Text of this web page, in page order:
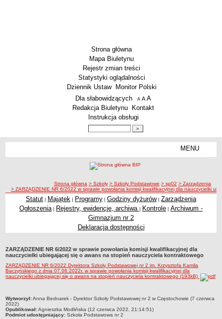
Strona główna
Mapa Biuletynu
Rejestr zmian treści
Statystyki oglądalności
Dziennik Ustaw
Monitor Polski
Menu dodatkowe
Dla słabowidzących A pomniejsz czcionkę
A standardowy rozmiar czcionki
A
Redakcja Biuletynu
Kontakt
Instrukcja obsługi
MENU
Zespoły Szkół
Techniczne Zakłady Naukowe
Przedszkola Miejskie
Zlikwidowane gimnazja
Przekształcone szkoły i placówki
Wielofunkcyjna Placówka
Specjalny Ośrodek nr 1
Specjalny Ośrodek nr 5
ścieżka nawigacji
Strona główna > Szkoły > Szkoły Podstawowe > sp02 > Zarządzenia
> ZARZĄDZENIE NR 6/2022 w sprawie powołania komisji kwalifikacyjnej dla nauczycielki
Statut | Majątek | Programy | Godziny dyżurów| Zarządzenia
Ogłoszenia | Rejestry, ewidencje, archiwa | Kontrole | Archiwum -
Gimnazjum nr 2
Deklaracja dostępności
ZARZĄDZENIE NR 6/2022 w sprawie powołania komisji kwalifikacyjnej dla
nauczycielki ubiegającej się o awans na stopień nauczyciela kontraktowego
ZARZĄDZENIE NR 6/2022 Dyrektora Szkoły Podstawowej nr 2 im. Krzysztofa Kamila
Baczyńskiego z dnia 07.06.2022r. w sprawie powołania komisji kwalifikacyjnej dla
nauczycielki ubiegającej się o awans na stopień nauczyciela kontraktowego (193kB)
metryczka
Wytworzył:Anna Bednarek - Dyrektor Szkoły Podstawowej nr 2 w Częstochowie (7 czerwca
2022)
Opublikował:Agnieszka Modlińska (12 czerwca 2022, 21:14:51)
Podmiot udostępniający: Szkoła Podstawowa nr 2